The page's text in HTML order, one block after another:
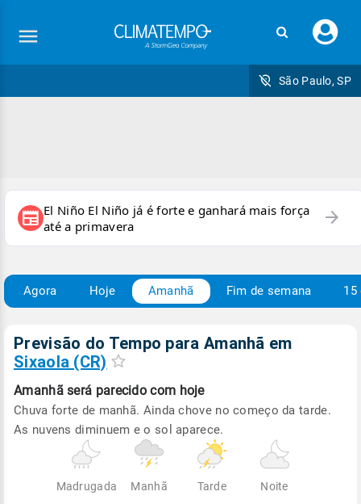
seu
São Paulo, SP
newspaper El Niño El Niño já é forte e ganhará mais força
até a primavera
arrow_forward
Agora Hoje Amanhã Fim de semana 15
Previsão do Tempo para Amanhã em
Sixaola (CR)
Amanhã será parecido com hoje
Chuva forte de manhã. Ainda chove no começo da tarde.
As nuvens diminuem e o sol aparece.
Madrugada Manhã Tarde Noite